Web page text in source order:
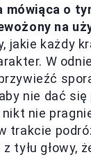
mówiąca o
na
jakie każdy
W
nie dać
nie
trakcie
tyłu głowy,